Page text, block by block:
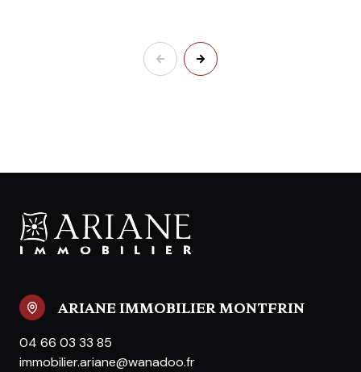
ARIANE IMMOBILIER MONTFRIN
04 66 03 33 85
immobilier.ariane@wanadoo.fr